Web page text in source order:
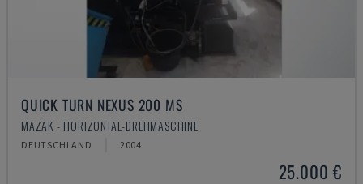
QUICK TURN NEXUS 200 MS
MAZAK - HORIZONTAL-DREHMASCHINE
DEUTSCHLAND 2004
25.000 €